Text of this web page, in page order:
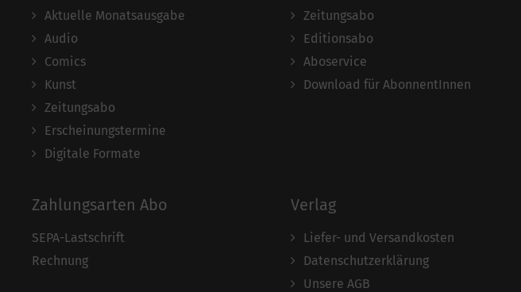
Aktuelle Monatsausgabe
Audio
Comics
Kunst
Zeitungsabo
Erscheinungstermine
Digitale Formate
Zeitungsabo
Editionsabo
Aboservice
Download für AbonnentInnen
Zahlungsarten Abo
SEPA-Lastschrift
Rechnung
Verlag
Liefer- und Versandkosten
Datenschutzerklärung
Unsere AGB